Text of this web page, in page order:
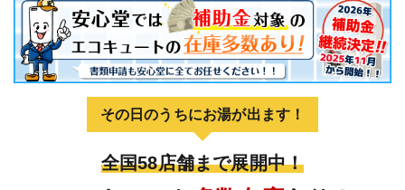
その日のうちにお湯が出ます！
全国58店舗まで展開中！